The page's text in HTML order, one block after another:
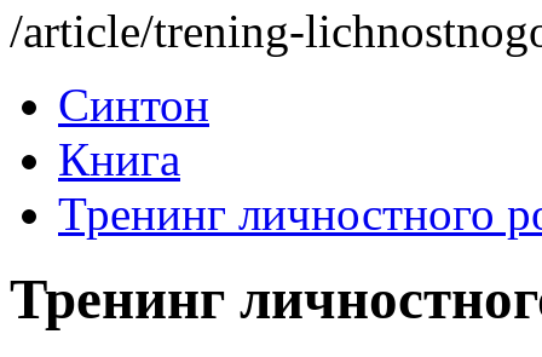
/article/trening-
Синтон
Книга
Тренинг личностного
Тренинг